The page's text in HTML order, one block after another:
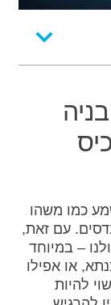
כמו משהו
עם זאת,
– במיוחד
או אפילו
להיות